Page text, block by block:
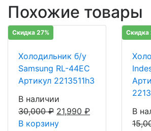
Похожие товары
Скидка 27%
Холодильник б/у
Samsung RL-44EC
Артикул 2213511h3
В наличии
30,000₽ 21,990 ₽
В корзину
Скидка
В